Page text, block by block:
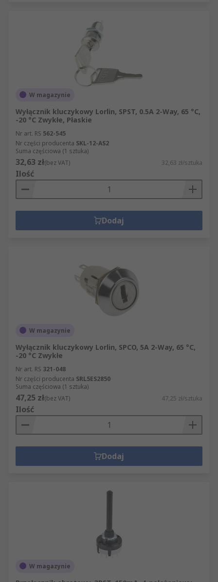
W magazynie
Wyłącznik kluczykowy Lorlin, SPST, 0.5A 2-Way, 65 °C,
-20 °C Zwykłe, Płaskie
Nr art. RS 562-545
Nr części producenta SKL-12-AS2
Suma częściowa (1 sztuka)
32,63 zł(bez VAT) 32,63 zł/sztuka
Ilość
Dodaj
W magazynie
Wyłącznik kluczykowy Lorlin, SPCO, 5A 2-Way, 65 °C,
-20 °C Zwykłe
Nr art. RS 321-048
Nr części producenta SRL5ES2850
Suma częściowa (1 sztuka)
47,25 zł(bez VAT) 47,25 zł/sztuka
Ilość
Dodaj
W magazynie